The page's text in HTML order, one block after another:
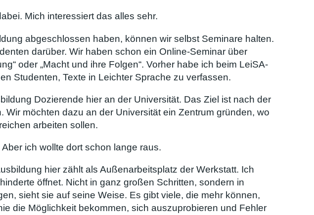
Mich interessiert das alles sehr.
abgeschlossen haben, können wir selbst Seminare halten.
darüber. Wir haben schon ein Online-Seminar über
oder „Macht und ihre Folgen“. Vorher habe ich beim LeiSA-
Studenten, Texte in Leichter Sprache zu verfassen.
Dozierende hier an der Universität. Das Ziel ist nach der
möchten dazu an der Universität ein Zentrum gründen, wo
arbeiten sollen.
ich wollte dort schon lange raus.
hier zählt als Außenarbeitsplatz der Werkstatt. Ich
öffnet. Nicht in ganz großen Schritten, sondern in
sieht sie auf seine Weise. Es gibt viele, die mehr können,
die Möglichkeit bekommen, sich auszuprobieren und Fehler